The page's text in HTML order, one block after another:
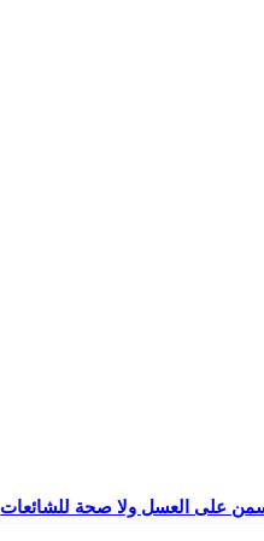
على العسل ولا صحة للشائعات